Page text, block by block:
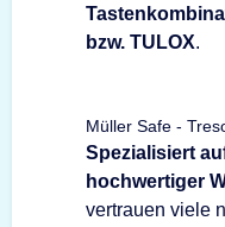
bzw. TULOX.
Müller Safe -
Spezialisiert
hochwertiger
vertrauen viele